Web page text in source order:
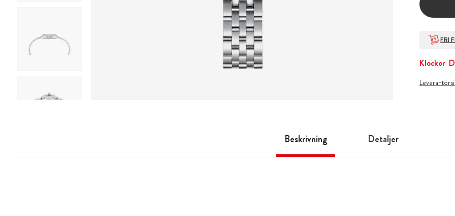
FRI
Klockor
Beskrivning Detaljer